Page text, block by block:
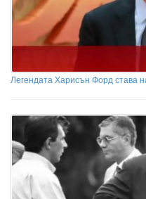
Легендата Харисън Форд става